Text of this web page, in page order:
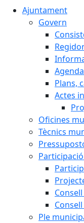
Ajuntament
Govern
Plans,
Actes
Oficines
Tècnics
Ple